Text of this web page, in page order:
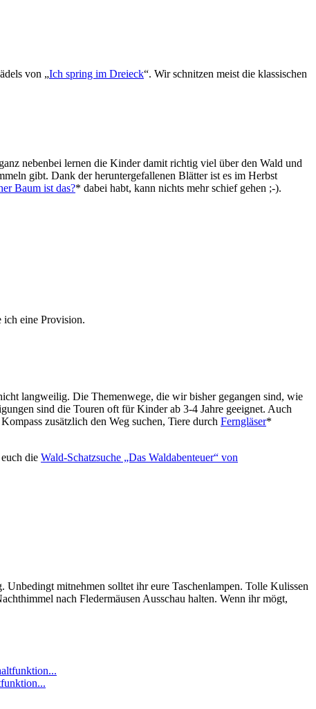
von „Ich spring im Dreieck“. Wir schnitzen meist die klassischen
nebenbei lernen die Kinder damit richtig viel über den Wald und
gibt. Dank der heruntergefallenen Blätter ist es im Herbst
Baum ist das?* dabei habt, kann nichts mehr schief gehen ;-).
eine Provision.
langweilig. Die Themenwege, die wir bisher gegangen sind, wie
sind die Touren oft für Kinder ab 3-4 Jahre geeignet. Auch
zusätzlich den Weg suchen, Tiere durch Ferngläser*
die Wald-Schatzsuche „Das Waldabenteuer“ von
mitnehmen solltet ihr eure Taschenlampen. Tolle Kulissen
nach Fledermäusen Ausschau halten. Wenn ihr mögt,